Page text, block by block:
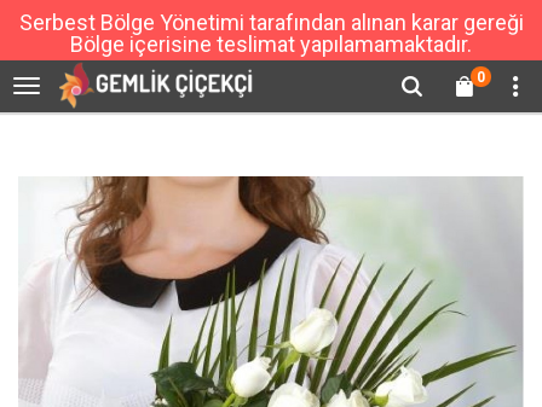
Serbest Bölge Yönetimi tarafından alınan karar gereği
Bölge içerisine teslimat yapılamamaktadır.
0